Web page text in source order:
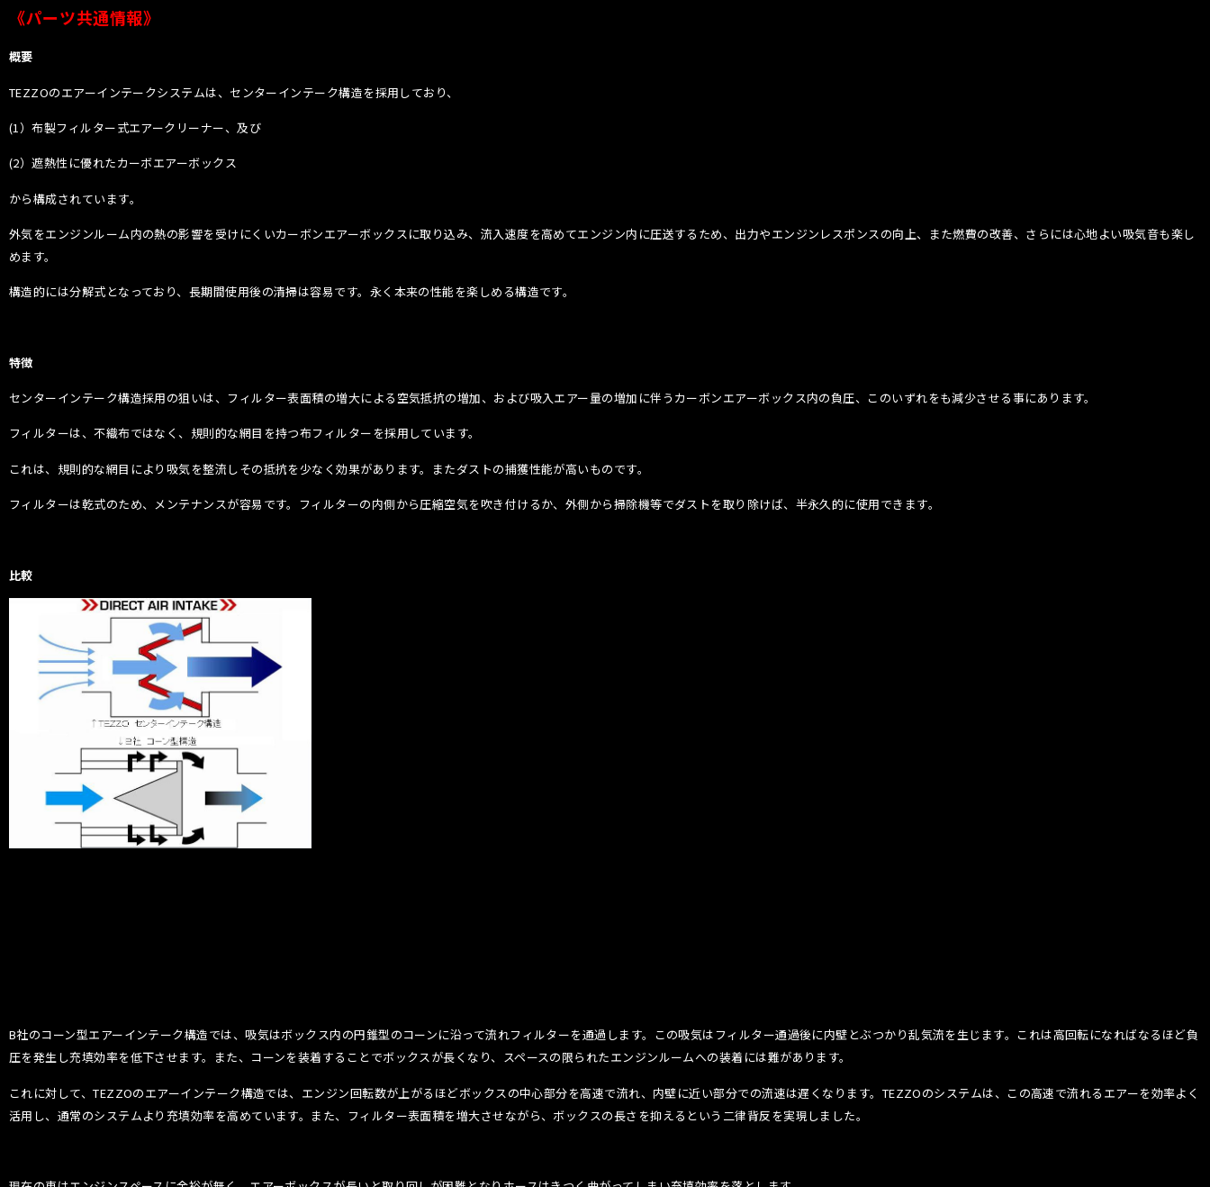
《パーツ共通情報》
概要
TEZZOのエアーインテークシステムは、センターインテーク構造を採用しており、
(1）布製フィルター式エアークリーナー、及び
(2）遮熱性に優れたカーボエアーボックス
から構成されています。
外気をエンジンルーム内の熱の影響を受けにくいカーボンエアーボックスに取り込み、流入速度を高めてエンジン内に圧送するため、出力やエンジンレスポンスの向上、また燃費の改善、さらには心地よい吸気音も楽し
めます。
構造的には分解式となっており、長期間使用後の清掃は容易です。永く本来の性能を楽しめる構造です。
特徴
センターインテーク構造採用の狙いは、フィルター表面積の増大による空気抵抗の増加、および吸入エアー量の増加に伴うカーボンエアーボックス内の負圧、このいずれをも減少させる事にあります。
フィルターは、不織布ではなく、規則的な網目を持つ布フィルターを採用しています。
これは、規則的な網目により吸気を整流しその抵抗を少なく効果があります。またダストの捕獲性能が高いものです。
フィルターは乾式のため、メンテナンスが容易です。フィルターの内側から圧縮空気を吹き付けるか、外側から掃除機等でダストを取り除けば、半永久的に使用できます。
比較
B社のコーン型エアーインテーク構造では、吸気はボックス内の円錐型のコーンに沿って流れフィルターを通過します。この吸気はフィルター通過後に内壁とぶつかり乱気流を生じます。これは高回転になればなるほど負
圧を発生し充填効率を低下させます。また、コーンを装着することでボックスが長くなり、スペースの限られたエンジンルームへの装着には難があります。
これに対して、TEZZOのエアーインテーク構造では、エンジン回転数が上がるほどボックスの中心部分を高速で流れ、内壁に近い部分での流速は遅くなります。TEZZOのシステムは、この高速で流れるエアーを効率よく
活用し、通常のシステムより充填効率を高めています。また、フィルター表面積を増大させながら、ボックスの長さを抑えるという二律背反を実現しました。